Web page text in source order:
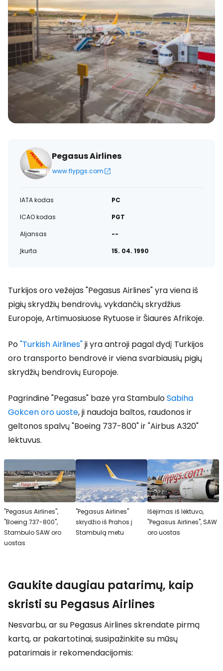
Pegasus Airlines
www.flypgs.com
IATA kodas
PC
ICAO kodas
PGT
Aljansas
--
Įkurta
15. 04. 1990
Turkijos oro vežėjas "Pegasus Airlines" yra viena iš
pigių skrydžių bendrovių, vykdančių skrydžius
Europoje, Artimuosiuose Rytuose ir Šiaurės Afrikoje.
Po"Turkish Airlines"ji yra antroji pagal dydį Turkijos
oro transporto bendrovė ir viena svarbiausių pigių
skrydžių bendrovių Europoje.
Pagrindinė "Pegasus" bazė yra StambuloSabiha
Gokcen oro uoste, ji naudoja baltos, raudonos ir
geltonos spalvų "Boeing 737-800" ir "Airbus A320"
lėktuvus.
"Pegasus Airlines",
"Boeing 737-800",
Stambulo SAW oro
uostas
"Pegasus Airlines"
skrydžio iš Prahos į
Stambulą metu
Išėjimas iš lėktuvo,
"Pegasus Airlines", SAW
oro uostas
Gaukite daugiau patarimų, kaip
skristi su Pegasus Airlines
Nesvarbu, ar su Pegasus Airlines skrendate pirmą
kartą, ar pakartotinai, susipažinkite su mūsų
patarimais ir rekomendacijomis: